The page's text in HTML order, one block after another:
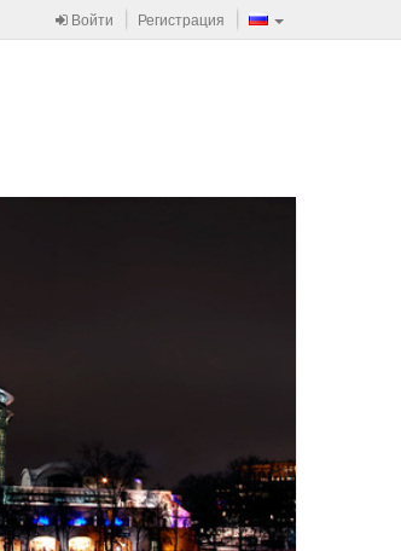
Войти Регистрация